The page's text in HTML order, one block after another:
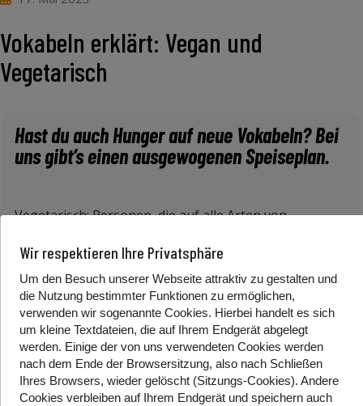
Vokabeln erklärt: Vegan und
Vegetarisch
Hast du auch Hunger auf neue Vokabeln? Bei
uns gibt’s einen ausgewogenen Speiseplan.
Vegetarisch: Personen, die auf alle Arten von
gestorben ist, ist verboten. Tierische Nebenprodukte
wie z.B. Eier und Milch sind erlaubt.
Pescetarisch: Vegetarier:innen, die auch Fisch essen.
Vegan: Vegan schließt alle tierischen Lebensmittel aus.
Oft wird Veganismus in Verbindung mit der
Vermeidung von Tierleid gesetzt. Eine vegane Diät
schließt auch tierische Nebenprodukte aus.
Wir respektieren Ihre Privatsphäre
Um den Besuch unserer Webseite attraktiv zu gestalten und
die Nutzung bestimmter Funktionen zu ermöglichen,
verwenden wir sogenannte Cookies. Hierbei handelt es sich
um kleine Textdateien, die auf Ihrem Endgerät abgelegt
werden. Einige der von uns verwendeten Cookies werden
nach dem Ende der Browsersitzung, also nach Schließen
Ihres Browsers, wieder gelöscht (Sitzungs-Cookies). Andere
Cookies verbleiben auf Ihrem Endgerät und speichern auch